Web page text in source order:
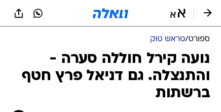
ספורט/טראש טוק
נועה קירל חוללה סערה -
והתנצלה. גם דניאל פרץ חטף
ברשתות